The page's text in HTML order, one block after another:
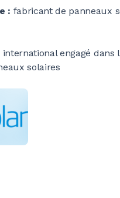
: fabricant de panneaux
engagé dans
solaires